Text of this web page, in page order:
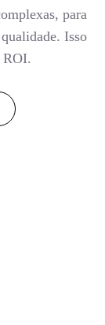
para
Isso
ROI.